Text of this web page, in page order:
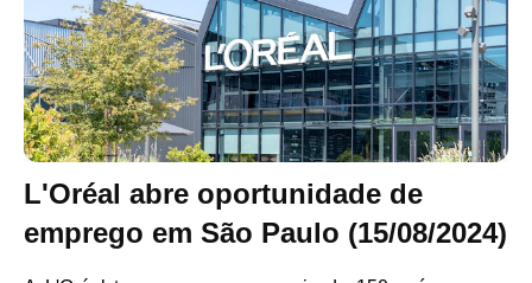
L'Oréal abre oportunidade de
emprego em São Paulo (15/08/2024)